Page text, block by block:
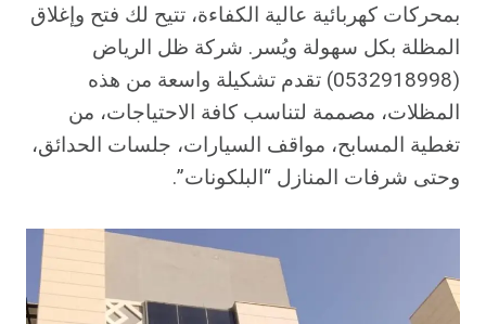
بمحركات كهربائية عالية الكفاءة، تتيح لك فتح وإغلاق
المظلة بكل سهولة ويُسر. شركة ظل الرياض
(0532918998) تقدم تشكيلة واسعة من هذه
المظلات، مصممة لتناسب كافة الاحتياجات، من
تغطية المسابح، مواقف السيارات، جلسات الحدائق،
وحتى شرفات المنازل “البلكونات”.